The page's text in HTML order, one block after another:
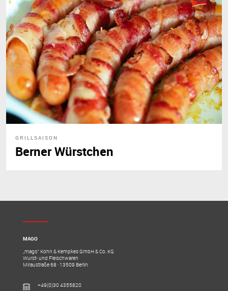
GRILLSAISON
Berner Würstchen
MAGO
„mago“ Kohn & Kempkes GmbH & Co. KG
Wurst- und Fleischwaren
Miraustraße 68 · 13509 Berlin
+49(0)30 4355820